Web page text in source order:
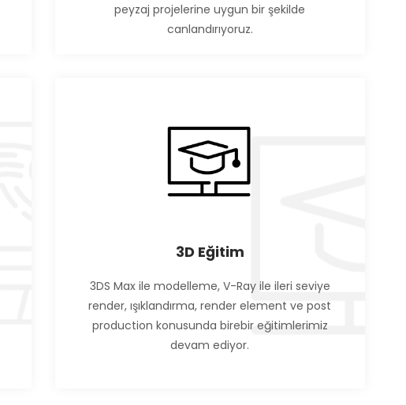
peyzaj projelerine uygun bir şekilde
canlandırıyoruz.
3D Eğitim
3DS Max ile modelleme, V-Ray ile ileri seviye
render, ışıklandırma, render element ve post
production konusunda birebir eğitimlerimiz
devam ediyor.